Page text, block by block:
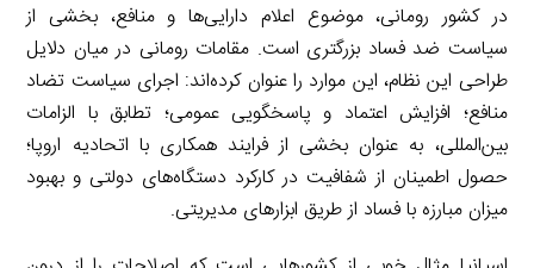
در کشور رومانی، موضوع اعلام دارایی‌ها و منافع، بخشی از
سیاست ضد فساد بزرگتری است. مقامات رومانی در میان دلایل
طراحی این نظام، این موارد را عنوان کرده‌اند: اجرای سیاست تضاد
منافع؛ افزایش اعتماد و پاسخگویی عمومی؛ تطابق با الزامات
بین‌المللی، به عنوان بخشی از فرایند همکاری با اتحادیه اروپا؛
حصول اطمینان از شفافیت در کارکرد دستگاه‌های دولتی و بهبود
میزان مبارزه با فساد از طریق ابزارهای مدیریتی.